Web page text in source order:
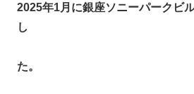
2025年1月に銀座ソニーパークビ
し
た。